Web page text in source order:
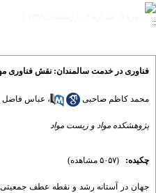
فناوری در خدمت سالمندان: نقش
محمد کاظم صاحبی ، عباس فاضل
پژوهشکده مواد و زیست مواد
چکیده: (۵۰۵۷ مشاهده)
جهان در آستانه رشد و نقطه عطف